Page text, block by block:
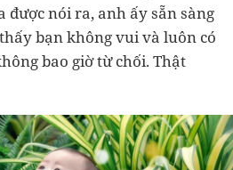
được nói ra, anh ấy sẵn sàng
bạn không vui và luôn có
bao giờ từ chối. Thật